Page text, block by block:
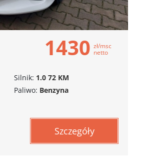
1430 zł/msc
netto
Silnik: 1.0 72 KM
Paliwo: Benzyna
Szczegóły